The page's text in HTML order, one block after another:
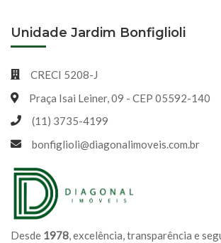
Desde 1978, excelência, transparência e
Unidade Jardim Bonfiglioli
CRECI 5208-J
Praça Isai Leiner, 09 - CEP 05592-140
(11) 3735-4199
bonfiglioli@diagonalimoveis.com.br